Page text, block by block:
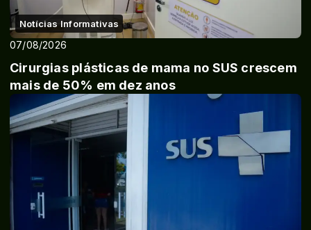
Notícias Informativas
07/08/2026
Cirurgias plásticas de mama no SUS crescem
mais de 50% em dez anos